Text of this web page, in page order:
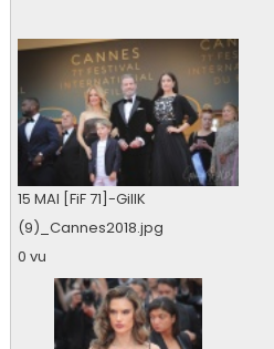
15 MAI [FiF 71]-GillK
(9)_Cannes2018.jpg
0 vu